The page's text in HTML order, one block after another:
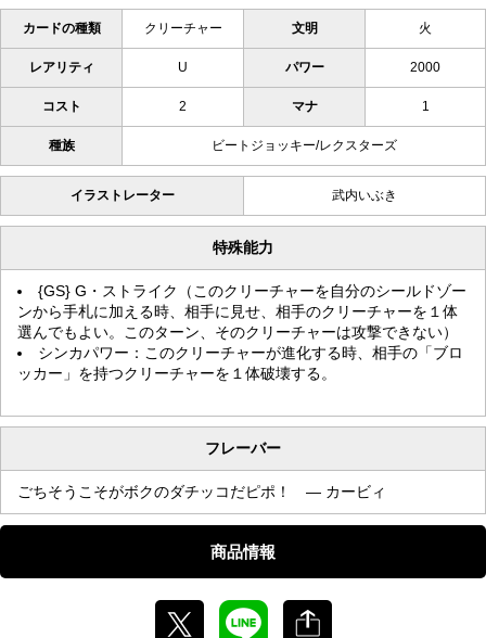
カードの種類 クリーチャー 文明 火
レアリティ U パワー 2000
コスト 2 マナ 1
種族 ビートジョッキー/レクスターズ
イラストレーター 武内いぶき
特殊能力
{GS} G・ストライク（このクリーチャーを自分のシールドゾー
ンから手札に加える時、相手に見せ、相手のクリーチャーを１体
選んでもよい。このターン、そのクリーチャーは攻撃できない）
シンカパワー：このクリーチャーが進化する時、相手の「ブロ
ッカー」を持つクリーチャーを１体破壊する。
フレーバー
ごちそうこそがボクのダチッコだピポ！ — カービィ
商品情報